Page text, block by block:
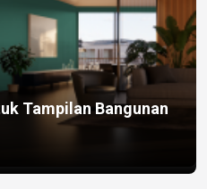
Tampilan Bangunan